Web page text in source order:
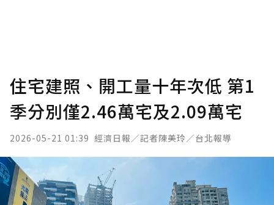
住宅建照、開工量十年次低 第1
季分別僅2.46萬宅及2.09萬宅
2026-05-21 01:39 經濟日報／記者陳美玲／台北報導